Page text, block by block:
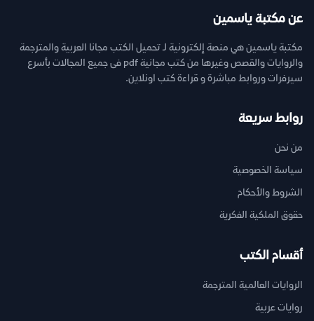
عن مكتبة ياسمين
مكتبة ياسمين هي منصة إلكترونية لـ تحميل الكتب مجانا العربية والمترجمة
والروايات والقصص وغيرها من كتب مجانية pdf فى جميع المجالات بأسرع
سيرفرات وروابط مباشرة و قراءة كتب اونلاين.
روابط سريعة
من نحن
سياسة الخصوصية
الشروط والأحكام
حقوق الملكية الفكرية
أقسام الكتب
الروايات العالمية المترجمة
روايات عربية